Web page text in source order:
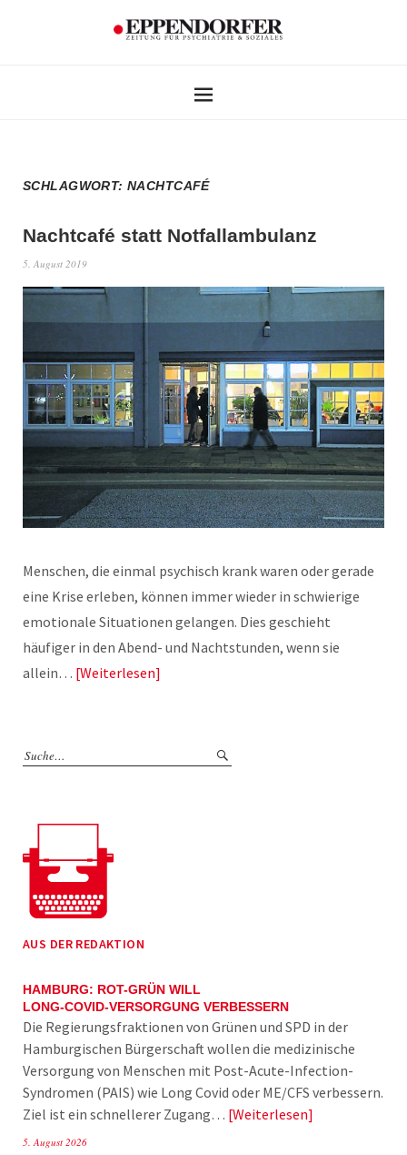
SCHLAGWORT:NACHTCAFÉ
Nachtcafé statt Notfallambulanz
5. August 2019
Menschen, die einmal psychisch krank waren oder gerade
eine Krise erleben, können immer wieder in schwierige
emotionale Situationen gelangen. Dies geschieht
häufiger in den Abend- und Nachtstunden, wenn sie
allein… Weiterlesen
AUS DER REDAKTION
HAMBURG: ROT-GRÜN WILL
LONG-COVID-VERSORGUNG VERBESSERN
Die Regierungsfraktionen von Grünen und SPD in der
Hamburgischen Bürgerschaft wollen die medizinische
Versorgung von Menschen mit Post-Acute-Infection-
Syndromen (PAIS) wie Long Covid oder ME/CFS verbessern.
Ziel ist ein schnellerer Zugang… Weiterlesen
5. August 2026